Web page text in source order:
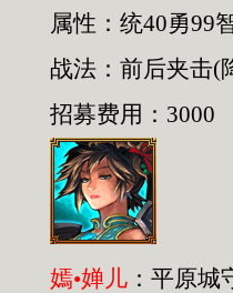
属性：统40勇99
战法：前后夹击(
招募费用：3000
嫣•婵儿 ：平原